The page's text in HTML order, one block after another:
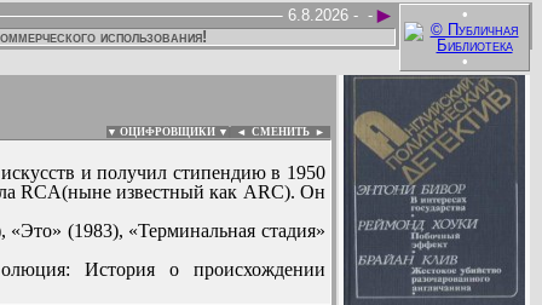
•
•
►
-
6.8.2026 -
использования!
▼ ОЦИФРОВЩИКИ ▼ ◄ СМЕНИТЬ ►
и получил стипендию в 1950
RCA(ныне известный как ARC). Он
(1983), «Терминальная стадия»
История о происхождении